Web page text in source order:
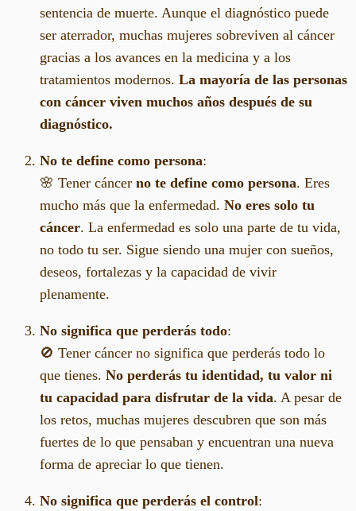
sentencia de muerte. Aunque el diagnóstico puede
ser aterrador, muchas mujeres sobreviven al cáncer
gracias a los avances en la medicina y a los
tratamientos modernos. La mayoría de las personas
con cáncer viven muchos años después de su
diagnóstico.
No te define como persona:
🌸 Tener cáncer no te define como persona. Eres
mucho más que la enfermedad. No eres solo tu
cáncer. La enfermedad es solo una parte de tu vida,
no todo tu ser. Sigue siendo una mujer con sueños,
deseos, fortalezas y la capacidad de vivir
plenamente.
No significa que perderás todo:
🚫 Tener cáncer no significa que perderás todo lo
que tienes. No perderás tu identidad, tu valor ni
tu capacidad para disfrutar de la vida. A pesar de
los retos, muchas mujeres descubren que son más
fuertes de lo que pensaban y encuentran una nueva
forma de apreciar lo que tienen.
No significa que perderás el control: